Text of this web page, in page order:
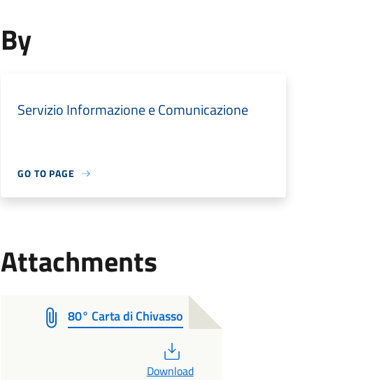
By
Servizio Informazione e Comunicazione
GO TO PAGE
Attachments
80° Carta di Chivasso
Download